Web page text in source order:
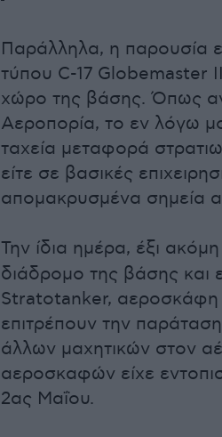
Παράλληλα, η παρουσία
τύπου C-17 Globemaster
χώρο της βάσης. Όπως
Αεροπορία, το εν λόγω
ταχεία μεταφορά
είτε σε βασικές
απομακρυσμένα σημεία
Την ίδια ημέρα, έξι ακόμη
διάδρομο της βάσης και
Stratotanker, αεροσκάφη
επιτρέπουν την
άλλων μαχητικών στον
αεροσκαφών είχε
2ας Μαΐου.